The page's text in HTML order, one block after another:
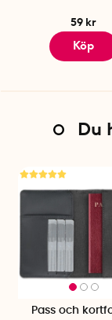
59 kr
Köp
Du
Pass och